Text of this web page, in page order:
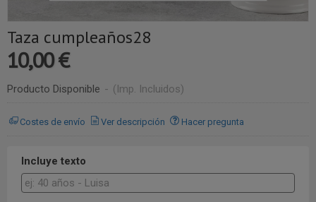
Taza cumpleaños28
10,00 €
Producto Disponible - (Imp. Incluidos)
Costes de envío Ver descripción Hacer pregunta
Incluye texto